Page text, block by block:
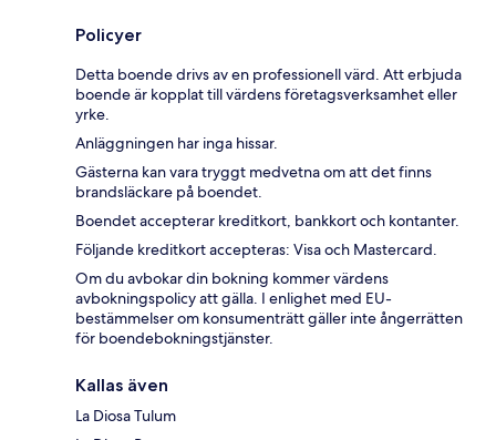
Policyer
Detta boende drivs av en professionell värd. Att erbjuda
boende är kopplat till värdens företagsverksamhet eller
yrke.
Anläggningen har inga hissar.
Gästerna kan vara tryggt medvetna om att det finns
brandsläckare på boendet.
Boendet accepterar kreditkort, bankkort och kontanter.
Följande kreditkort accepteras: Visa och Mastercard.
Om du avbokar din bokning kommer värdens
avbokningspolicy att gälla. I enlighet med EU-
bestämmelser om konsumenträtt gäller inte ångerrätten
för boendebokningstjänster.
Kallas även
La Diosa Tulum